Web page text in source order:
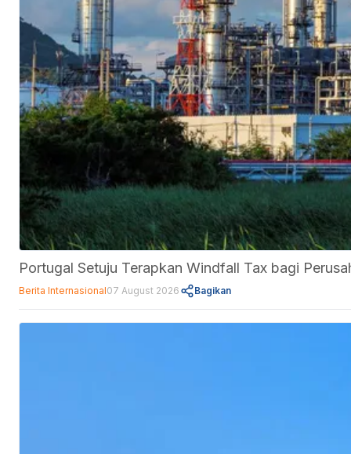
Portugal Setuju Terapkan Windfall Tax bagi
Berita Internasional07 August 2026 Bagikan